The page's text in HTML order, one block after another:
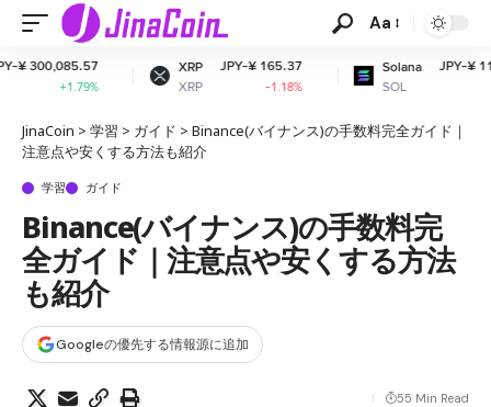
Aa
JPY-¥ 165.37
-1.18%
Solana
JPY-¥ 11,571.57
JinaCoin > 学習 > ガイド > Binance(バイナンス)の手数料完全ガイド｜
注意点や安くする方法も紹介
学習 ガイド
Binance(バイナンス)の手数料完
全ガイド｜注意点や安くする方法
も紹介
Googleの優先する情報源に追加
55 Min Read